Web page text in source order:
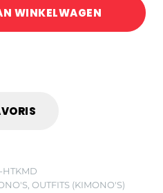
DUO
KARATEGI
WINKELWAGEN
HTKMD
, OUTFITS (KIMONO'S)